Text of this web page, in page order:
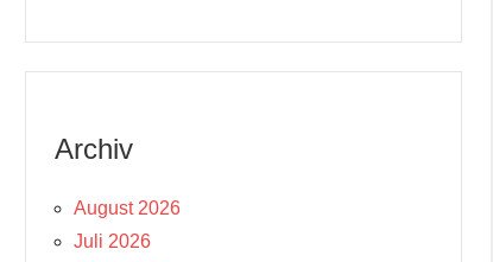
Archiv
August 2026
Juli 2026